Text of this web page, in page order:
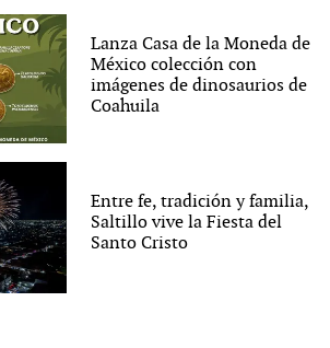
Lanza Casa de la Moneda de
México colección con
imágenes de dinosaurios de
Coahuila
Entre fe, tradición y familia,
Saltillo vive la Fiesta del
Santo Cristo